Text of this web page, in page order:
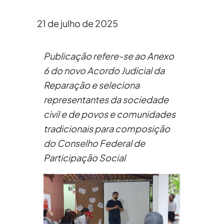
21 de julho de 2025
Publicação refere-se ao Anexo
6 do novo Acordo Judicial da
Reparação e seleciona
representantes da sociedade
civil e de povos e comunidades
tradicionais para composição
do Conselho Federal de
Participação Social